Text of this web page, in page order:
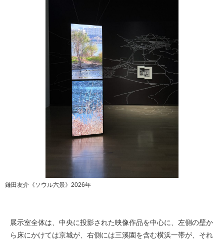
鎌田友介《ソウル六景》2026年
展示室全体は、中央に投影された映像作品を中心に、左側の壁か
ら床にかけては京城が、右側には三溪園を含む横浜一帯が、それ